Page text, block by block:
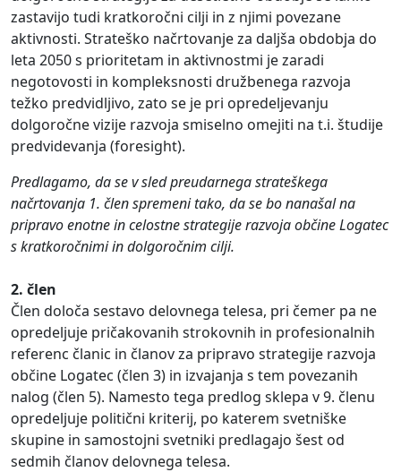
zastavijo tudi kratkoročni cilji in z njimi povezane
aktivnosti. Strateško načrtovanje za daljša obdobja do
leta 2050 s prioritetam in aktivnostmi je zaradi
negotovosti in kompleksnosti družbenega razvoja
težko predvidljivo, zato se je pri opredeljevanju
dolgoročne vizije razvoja smiselno omejiti na t.i. študije
predvidevanja (foresight).
Predlagamo, da se v sled preudarnega strateškega
načrtovanja 1. člen spremeni tako, da se bo nanašal na
pripravo enotne in celostne strategije razvoja občine Logatec
s kratkoročnimi in dolgoročnim cilji.
2. člen
Člen določa sestavo delovnega telesa, pri čemer pa ne
opredeljuje pričakovanih strokovnih in profesionalnih
referenc članic in članov za pripravo strategije razvoja
občine Logatec (člen 3) in izvajanja s tem povezanih
nalog (člen 5). Namesto tega predlog sklepa v 9. členu
opredeljuje politični kriterij, po katerem svetniške
skupine in samostojni svetniki predlagajo šest od
sedmih članov delovnega telesa.